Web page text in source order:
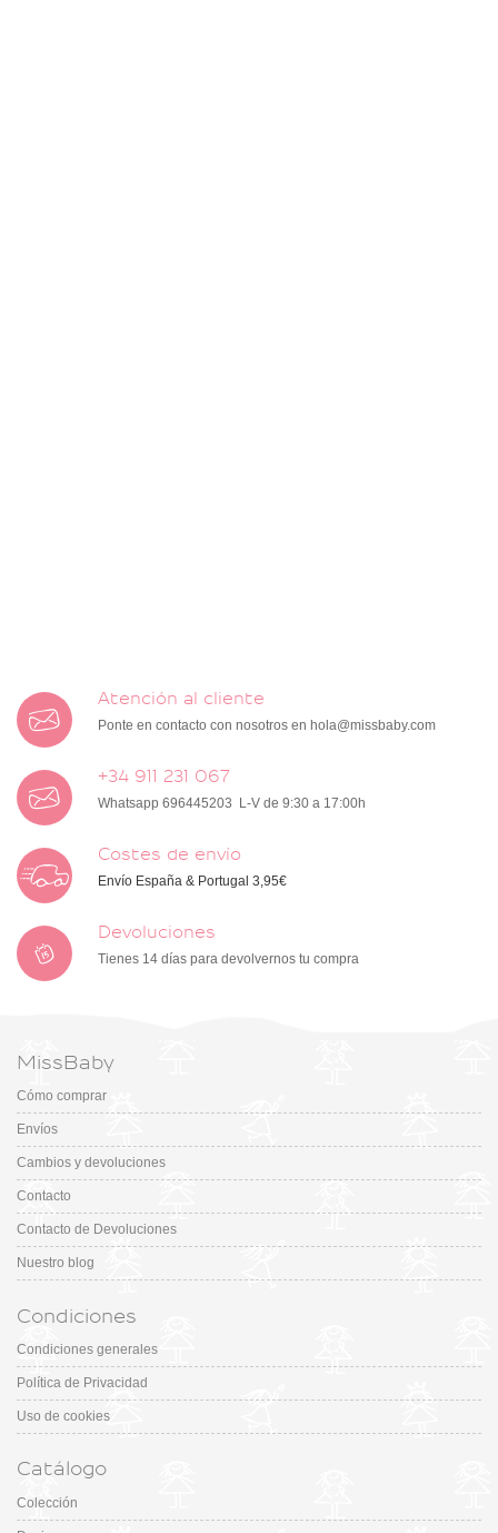
Atención al cliente
Ponte en contacto con nosotros en hola@missbaby.com
+34 911 231 067
Whatsapp 696445203 L-V de 9:30 a 17:00h
Costes de envío
Envío España & Portugal 3,95€
Devoluciones
Tienes 14 días para devolvernos tu compra
MissBaby
Cómo comprar
Envíos
Cambios y devoluciones
Contacto
Contacto de Devoluciones
Nuestro blog
Condiciones
Condiciones generales
Política de Privacidad
Uso de cookies
Catálogo
Colección